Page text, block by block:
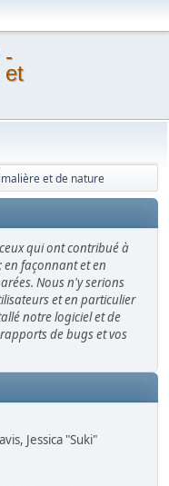
-
et
et de nature
qui ont contribué à
en façonnant et en
Nous n'y serions
et en particulier
notre logiciel et de
de bugs et vos
Jessica "Suki"